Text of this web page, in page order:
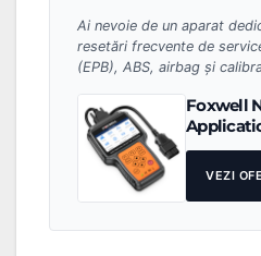
Ai nevoie de un aparat
resetări frecvente de
(EPB), ABS, airbag și
Foxwell
VEZI